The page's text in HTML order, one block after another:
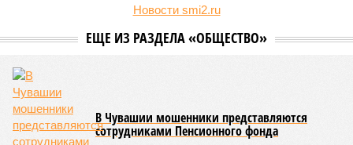
летней оздоровительной кампании 2026 года и промежуточные
были обобщены
мероприятий в детских оздоровительных лагерях. В
нынешнем сезоне функционирует 299 таких учреждений,
причём 14 из них относятся к загородному типу. Сотрудники
ведомства осуществили 105 выездных проверок и